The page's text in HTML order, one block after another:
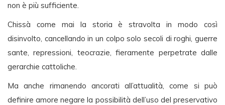
non è più sufficiente.
Chissà come mai la storia è stravolta in modo così
disinvolto, cancellando in un colpo solo secoli di roghi, guerre
sante, repressioni, teocrazie, fieramente perpetrate dalle
gerarchie cattoliche.
Ma anche rimanendo ancorati all’attualità, come si può
definire amore negare la possibilità dell’uso del preservativo